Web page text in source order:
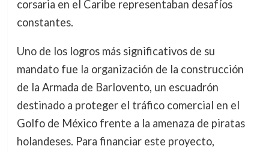
corsaria en el Caribe representaban desafíos
constantes.
Uno de los logros más significativos de su
mandato fue la organización de la construcción
de la Armada de Barlovento, un escuadrón
destinado a proteger el tráfico comercial en el
Golfo de México frente a la amenaza de piratas
holandeses. Para financiar este proyecto,